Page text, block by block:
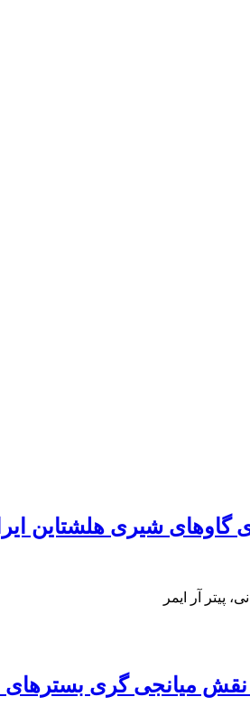
گاوهای شیری هلشتاین
پیتر آر ایمر
میانجی گری بسترهای